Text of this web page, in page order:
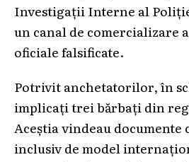
Investigații Interne al
un canal de comercializare
oficiale falsificate.
Potrivit anchetatorilor, în
implicați trei bărbați din
Aceștia vindeau documente
inclusiv de model